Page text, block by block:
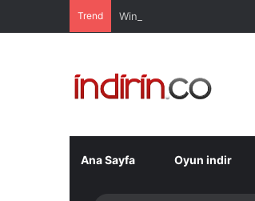
Trend Windows 10 Pro indir –
Ana Sayfa Oyun indir